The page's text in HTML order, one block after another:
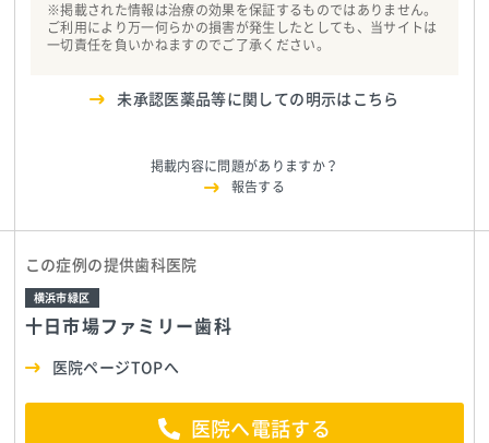
※掲載された情報は治療の効果を保証するものではありません。
ご利用により万一何らかの損害が発生したとしても、当サイトは
一切責任を負いかねますのでご了承ください。
未承認医薬品等に関しての明示はこちら
掲載内容に問題がありますか？
報告する
この症例の提供歯科医院
十日市場ファミリー歯科
横浜市緑区
医院ページTOPへ
医院へ電話する